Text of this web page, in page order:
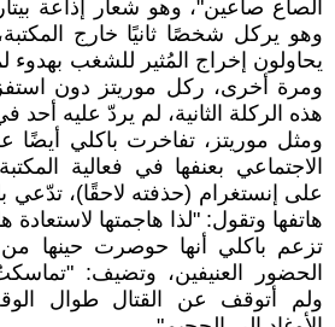
الصاع صاعين"، وهو شعار إذاعة
وهو يركل شخصًا ثانيًا خارج
يحاولون إخراج المُثير للشغب بهدوء
ومرة أخرى، ركل موريتز دون
هذه الركلة الثانية، لم يردّ عليه أحد
ومثل موريتز، تفاخرت باكلي أيضًا
الاجتماعي بعنفها في فعالية
على إنستغرام (حذفته لاحقًا)، تدّعي
هاتفها وتقول: "لذا هاجمتها لاستعادة
تزعم باكلي أنها حوصرت حينها
الحضور العنيفين، وتضيف:
ولم أتوقف عن القتال طوال